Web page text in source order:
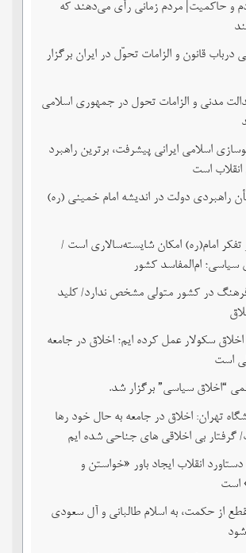
و حاکمیت| مردم زمانی رأی می‌دهند که
درباب قانون و الزامات تحوّل در ایران برگزار
مدنی و الزامات تحول در جمهوری اسلامی
اسلامی ایرانی پیشرفت، برترین راهبرد
انقلاب است
راهبردی دولت در اندیشه امام خمینی (ره)
تفکر امام(ره) امکان شایسته‌سالاری است /
ام‌المفاسد کشور
در کشور متولی مشخص ندارد/ کلید
سکولار عمل کرده ایم؛ اخلاق در جامعه
است
“اخلاق سیاسی” برگزار شد.
تهران: اخلاق در جامعه به حال خود رها
گرفتار بی اخلاقی های جناحی شده ایم
انقلاب ایجاد باور «خواستن و
است
از حکمت، به اسلام طالبانی و آل سعودی